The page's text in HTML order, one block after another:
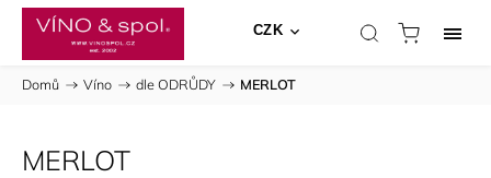
CZK
Domů / Víno / dle ODRŮDY / MERLOT
MERLOT